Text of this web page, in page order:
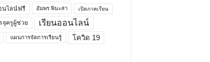
นไลน์ฟรี อัมพร พินะสา เปิดภาคเรียน
จุครูผู้ช่วย เรียนออนไลน์
แผนการจัดการเรียนรู้ โควิด 19